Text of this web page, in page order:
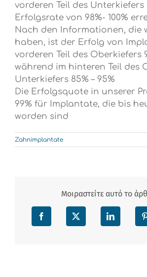
vorderen Teil des
Erfolgsrate von 98%- 100%
Nach den Informationen, die
haben, ist der Erfolg von
vorderen Teil des Oberkiefers
während im hinteren Teil des
Unterkiefers 85% – 95%
Die Erfolgsquote in unserer
99% für Implantate, die bis
worden sind
Zahnimplantate
Μοιραστείτε αυτό το
Facebook X LinkedIn